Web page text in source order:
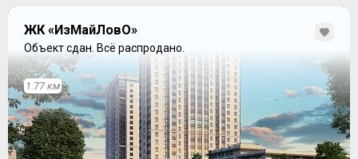
ЖК «ИзМайЛовО»
Объект сдан. Всё распродано.
1.77 км